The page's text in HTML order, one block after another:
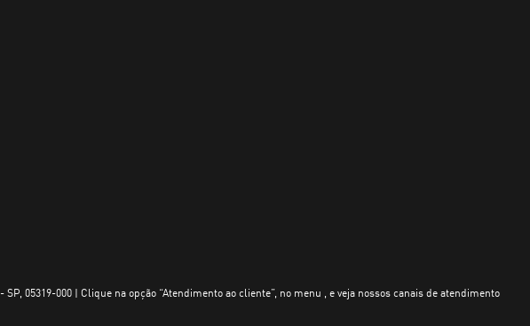
05319-000 | Clique na opção “Atendimento ao cliente”, no menu , e veja nossos canais de atendimento